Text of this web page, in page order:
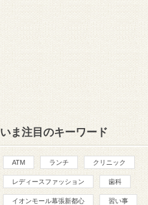
いま注目のキーワード
ATM ランチ クリニック
レディースファッション 歯科
イオンモール幕張新都心 習い事